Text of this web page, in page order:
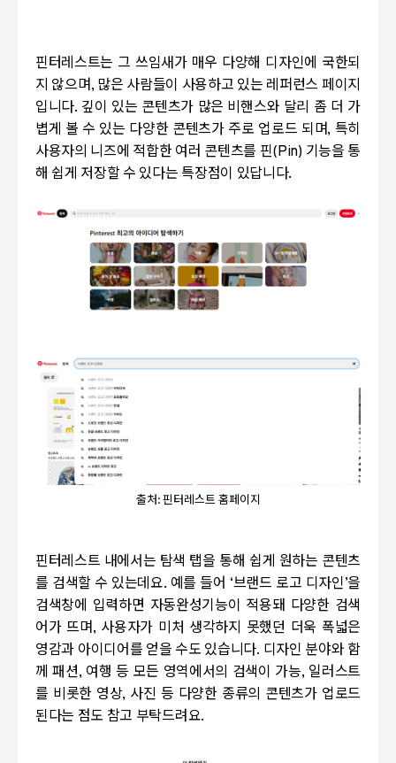
핀터레스트는 그 쓰임새가 매우 다양해 디자인에 국한되
지 않으며 , 많은 사람들이 사용하고 있는 레퍼런스 페이지
입니다. 깊이 있는 콘텐츠가 많은 비핸스와 달리 좀 더 가
볍게 볼 수 있는 다양한 콘텐츠가 주로 업로드 되며, 특히
사용자의 니즈에 적합한 여러 콘텐츠를 핀(Pin) 기능을 통
해 쉽게 저장할 수 있다는 특장점이 있답니다.
출처: 핀터레스트 홈페이지
핀터레스트 내에서는 탐색 탭을 통해 쉽게 원하는 콘텐츠
를 검색할 수 있는데요. 예를 들어 ‘브랜드 로고 디자인’을
검색창에 입력하면 자동완성기능이 적용돼 다양한 검색
어가 뜨며 , 사용자가 미처 생각하지 못했던 더욱 폭넓은
영감과 아이디어를 얻을 수도 있습니다. 디자인 분야와 함
께 패션, 여행 등 모든 영역에서의 검색이 가능, 일러스트
를 비롯한 영상, 사진 등 다양한 종류의 콘텐츠가 업로드
된다는 점도 참고 부탁드려요.